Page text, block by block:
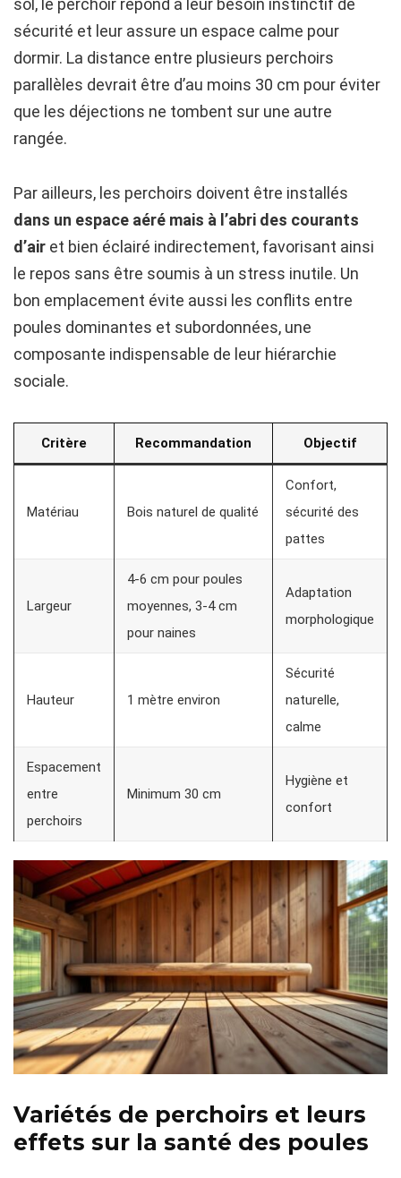
sol, le perchoir répond à leur besoin instinctif de
sécurité et leur assure un espace calme pour
dormir. La distance entre plusieurs perchoirs
parallèles devrait être d’au moins 30 cm pour éviter
que les déjections ne tombent sur une autre
rangée.
Par ailleurs, les perchoirs doivent être installés
dans un espace aéré mais à l’abri des courants
d’air et bien éclairé indirectement, favorisant ainsi
le repos sans être soumis à un stress inutile. Un
bon emplacement évite aussi les conflits entre
poules dominantes et subordonnées, une
composante indispensable de leur hiérarchie
sociale.
Critère Recommandation Objectif
Matériau Bois naturel de qualité
Confort,
sécurité des
pattes
Largeur
4-6 cm pour poules
moyennes, 3-4 cm
pour naines
Adaptation
morphologique
Hauteur 1 mètre environ
Sécurité
naturelle,
calme
Espacement
entre
perchoirs
Minimum 30 cm
Hygiène et
confort
Variétés de perchoirs et leurs
effets sur la santé des poules